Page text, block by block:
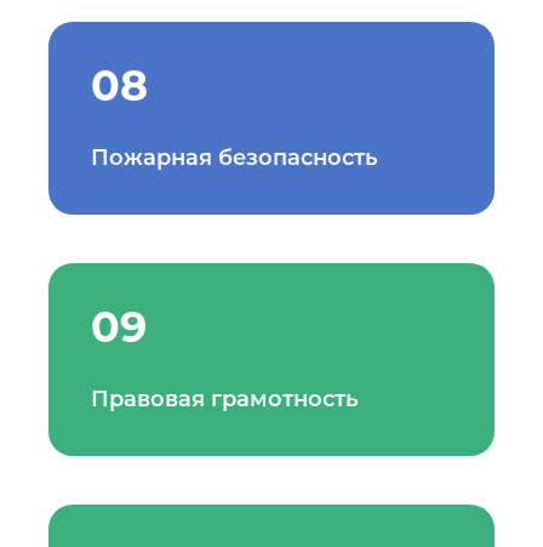
08
Пожарная безопасность
09
Правовая грамотность